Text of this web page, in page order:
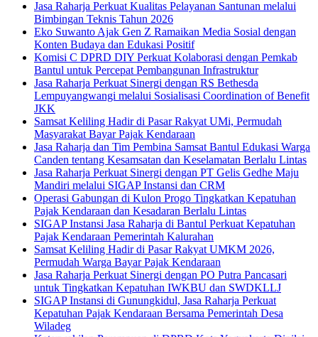
Jasa Raharja Perkuat Kualitas Pelayanan Santunan melalui
Bimbingan Teknis Tahun 2026
Eko Suwanto Ajak Gen Z Ramaikan Media Sosial dengan
Konten Budaya dan Edukasi Positif
Komisi C DPRD DIY Perkuat Kolaborasi dengan Pemkab
Bantul untuk Percepat Pembangunan Infrastruktur
Jasa Raharja Perkuat Sinergi dengan RS Bethesda
Lempuyangwangi melalui Sosialisasi Coordination of Benefit
JKK
Samsat Keliling Hadir di Pasar Rakyat UMi, Permudah
Masyarakat Bayar Pajak Kendaraan
Jasa Raharja dan Tim Pembina Samsat Bantul Edukasi Warga
Canden tentang Kesamsatan dan Keselamatan Berlalu Lintas
Jasa Raharja Perkuat Sinergi dengan PT Gelis Gedhe Maju
Mandiri melalui SIGAP Instansi dan CRM
Operasi Gabungan di Kulon Progo Tingkatkan Kepatuhan
Pajak Kendaraan dan Kesadaran Berlalu Lintas
SIGAP Instansi Jasa Raharja di Bantul Perkuat Kepatuhan
Pajak Kendaraan Pemerintah Kalurahan
Samsat Keliling Hadir di Pasar Rakyat UMKM 2026,
Permudah Warga Bayar Pajak Kendaraan
Jasa Raharja Perkuat Sinergi dengan PO Putra Pancasari
untuk Tingkatkan Kepatuhan IWKBU dan SWDKLLJ
SIGAP Instansi di Gunungkidul, Jasa Raharja Perkuat
Kepatuhan Pajak Kendaraan Bersama Pemerintah Desa
Wiladeg